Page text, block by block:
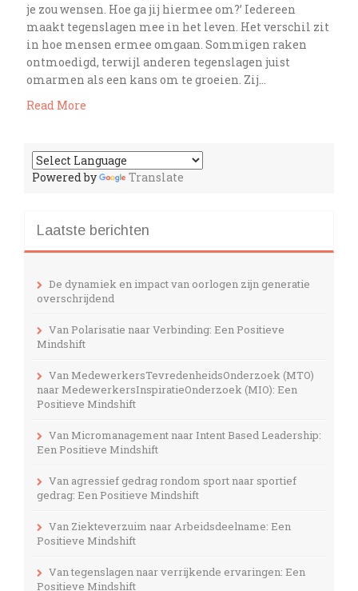
je zou wensen. Hoe ga jij hiermee om?’ Iedereen
maakt tegenslagen mee in het leven. Het verschil zit
in hoe mensen ermee omgaan. Sommigen raken
ontmoedigd, terwijl anderen tegenslagen juist
omarmen als een kans om te groeien. Zij…
Read More
Powered by Translate
Laatste berichten
De dynamiek en impact van oorlogen zijn generatie
overschrijdend
Van Polarisatie naar Verbinding: Een Positieve
Mindshift
Van MedewerkersTevredenheidsOnderzoek (MTO)
naar MedewerkersInspiratieOnderzoek (MIO): Een
Positieve Mindshift
Van Micromanagement naar Intent Based Leadership:
Een Positieve Mindshift
Van agressief gedrag rondom sport naar sportief
gedrag: Een Positieve Mindshift
Van Ziekteverzuim naar Arbeidsdeelname: Een
Positieve Mindshift
Van tegenslagen naar verrijkende ervaringen: Een
Positieve Mindshift